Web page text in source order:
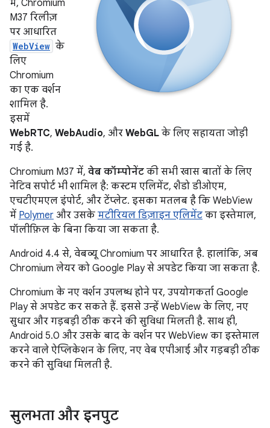
में, Chromium
M37 रिलीज़
पर आधारित
WebView के
लिए
Chromium
का एक वर्शन
शामिल है.
इसमें
WebRTC, WebAudio, और WebGL के लिए सहायता जोड़ी
गई है.
Chromium M37 में, वेब कॉम्पोनेंट की सभी खास बातों के लिए
नेटिव सपोर्ट भी शामिल है: कस्टम एलिमेंट, शैडो डीओएम,
एचटीएमएल इंपोर्ट, और टेंप्लेट. इसका मतलब है कि WebView
में Polymer और उसके मटीरियल डिज़ाइन एलिमेंट का इस्तेमाल,
पॉलीफ़िल के बिना किया जा सकता है.
Android 4.4 से, वेबव्यू Chromium पर आधारित है. हालांकि, अब
Chromium लेयर को Google Play से अपडेट किया जा सकता है.
Chromium के नए वर्शन उपलब्ध होने पर, उपयोगकर्ता Google
Play से अपडेट कर सकते हैं. इससे उन्हें WebView के लिए, नए
सुधार और गड़बड़ी ठीक करने की सुविधा मिलती है. साथ ही,
Android 5.0 और उसके बाद के वर्शन पर WebView का इस्तेमाल
करने वाले ऐप्लिकेशन के लिए, नए वेब एपीआई और गड़बड़ी ठीक
करने की सुविधा मिलती है.
सुलभता और इनपुट